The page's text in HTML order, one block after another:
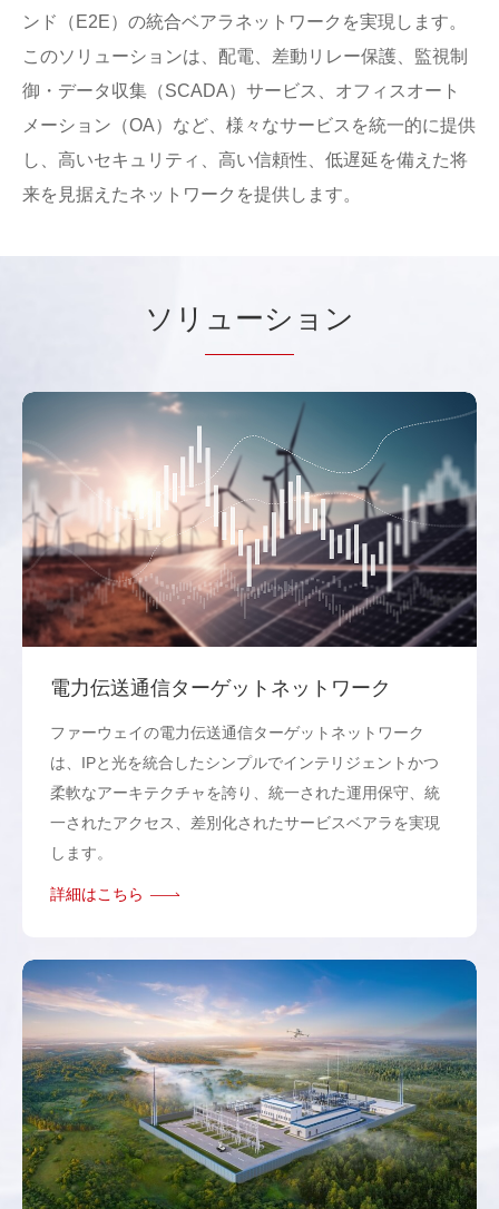
ンド（E2E）の統合ベアラネットワークを実現します。
このソリューションは、配電、差動リレー保護、監視制
御・データ収集（SCADA）サービス、オフィスオート
メーション（OA）など、様々なサービスを統一的に提供
し、高いセキュリティ、高い信頼性、低遅延を備えた将
来を見据えたネットワークを提供します。
ソリ ューシ ョン
電力伝送通信ターゲットネットワーク
ファーウェイの電力伝送通信ターゲットネットワーク
は、IPと光を統合したシンプルでインテリジェントかつ
柔軟なアーキテクチャを誇り、統一された運用保守、統
一されたアクセス、差別化されたサービスベアラを実現
します。
詳細はこちら